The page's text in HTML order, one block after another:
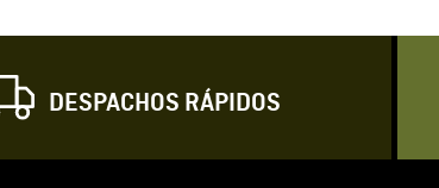
DESPACHOS RÁPIDOS